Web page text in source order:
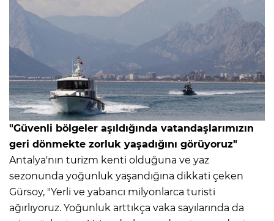
"Güvenli bölgeler aşıldığında vatandaşlarımızın
geri dönmekte zorluk yaşadığını görüyoruz"
Antalya'nın turizm kenti olduğuna ve yaz
sezonunda yoğunluk yaşandığına dikkati çeken
Gürsoy, "Yerli ve yabancı milyonlarca turisti
ağırlıyoruz. Yoğunluk arttıkça vaka sayılarında da